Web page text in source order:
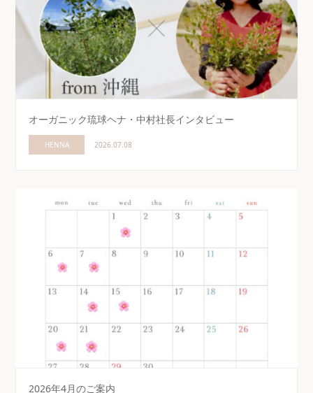
オーガニック琉球ヘナ・中村社長インタビュー
HENNA 2026.07.08
2026年4月のご案内